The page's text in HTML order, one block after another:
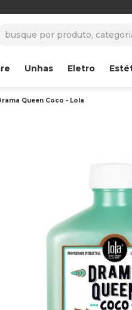
Unhas Eletro
Queen Coco - Lola